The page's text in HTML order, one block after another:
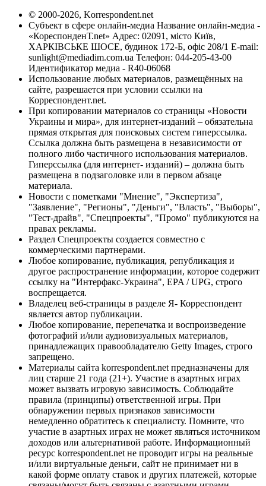
© 2000-2026, Korrespondent.net
Субъект в сфере онлайн-медиа Название онлайн-медиа -
«КореспонденТ.net» Адрес: 02091, місто Київ,
ХАРКІВСЬКЕ ШОСЕ, будинок 172-Б, офіс 208/1 E-mail:
sunlight@mediadim.com.ua Телефон: 044-205-43-00
Идентификатор медиа - R40-06068
Использование любых материалов, размещённых на
сайте, разрешается при условии ссылки на
Корреспондент.net.
При копировании материалов со страницы «Новости
Украины и мира», для интернет-изданий – обязательна
прямая открытая для поисковых систем гиперссылка.
Ссылка должна быть размещена в независимости от
полного либо частичного использования материалов.
Гиперссылка (для интернет- изданий) – должна быть
размещена в подзаголовке или в первом абзаце
материала.
Новости с пометками "Мнение", "Экспертиза",
"Заявление", "Регионы", "Деньги", "Власть", "Выборы",
"Тест-драйв", "Спецпроекты", "Промо" публикуются на
правах рекламы.
Раздел Спецпроекты создается совместно с
коммерческими партнерами.
Любое копирование, публикация, републикация и
другое распространение информации, которое содержит
ссылку на "Интерфакс-Украина", EPA / UPG, строго
воспрещается.
Владелец веб-страницы в разделе Я- Корреспондент
является автор публикации.
Любое копирование, перепечатка и воспроизведение
фотографий и/или аудиовизуальных материалов,
принадлежащих правообладателю Getty Images, строго
запрещено.
Материалы сайта korrespondent.net предназначены для
лиц старше 21 года (21+). Участие в азартных играх
может вызвать игровую зависимость. Соблюдайте
правила (принципы) ответственной игры. При
обнаружении первых признаков зависимости
немедленно обратитесь к специалисту. Помните, что
участие в азартных играх не может являться источником
доходов или альтернативой работе. Информационный
ресурс korrespondent.net не проводит игры на реальные
и/или виртуальные деньги, сайт не принимает ни в
какой форме оплату ставок и других платежей, которые